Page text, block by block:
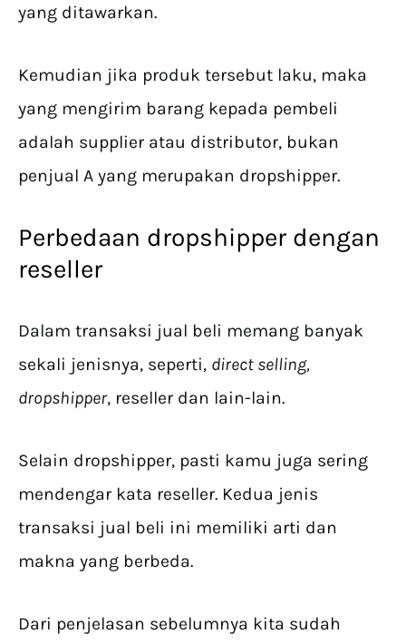
yang ditawarkan.
Kemudian jika produk tersebut laku, maka
yang mengirim barang kepada pembeli
adalah supplier atau distributor, bukan
penjual A yang merupakan dropshipper.
Perbedaan dropshipper dengan
reseller
Dalam transaksi jual beli memang banyak
sekali jenisnya, seperti, direct selling,
dropshipper, reseller dan lain-lain.
Selain dropshipper, pasti kamu juga sering
mendengar kata reseller. Kedua jenis
transaksi jual beli ini memiliki arti dan
makna yang berbeda.
Dari penjelasan sebelumnya kita sudah